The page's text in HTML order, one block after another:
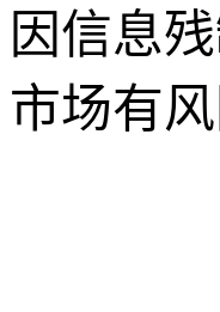
因信息
市场有